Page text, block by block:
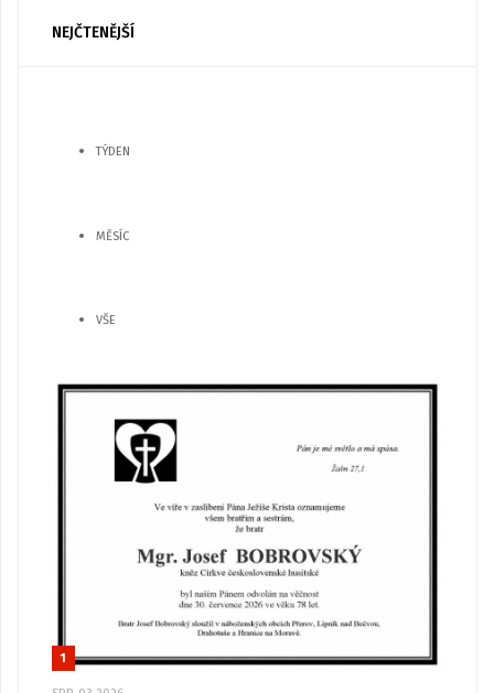
NEJČTENĚJŠÍ
TÝDEN
MĚSÍC
VŠE
1